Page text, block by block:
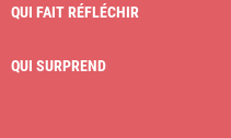
QUI FAIT RÉFLÉCHIR
QUI SURPREND